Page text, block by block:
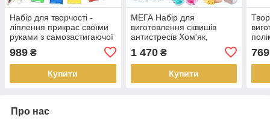
Набір для творчості -
ліплення прикрас своїми
руками з самозастигаючої
дітей і дорослих Птахи
989 ₴
Купити
МЕГА Набір для
виготовлення сквишів
антистресів Хом'як,
набір для дітей
1 470₴
Купити
769
Про нас